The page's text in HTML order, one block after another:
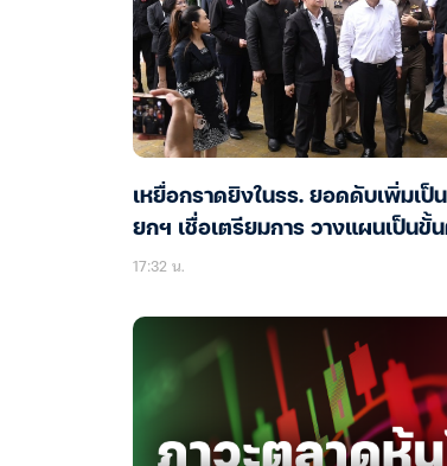
เหยื่อกราดยิงในรร. ยอดดับเพิ่มเป็
ยกฯ เชื่อเตรียมการ วางแผนเป็นขั้
17:32 น.